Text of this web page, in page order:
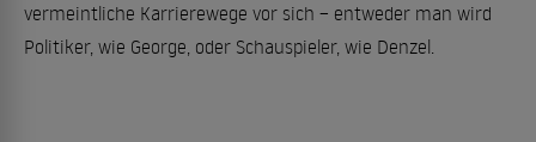
vermeintliche Karrierewege vor sich – entweder man wird
Politiker, wie George, oder Schauspieler, wie Denzel.